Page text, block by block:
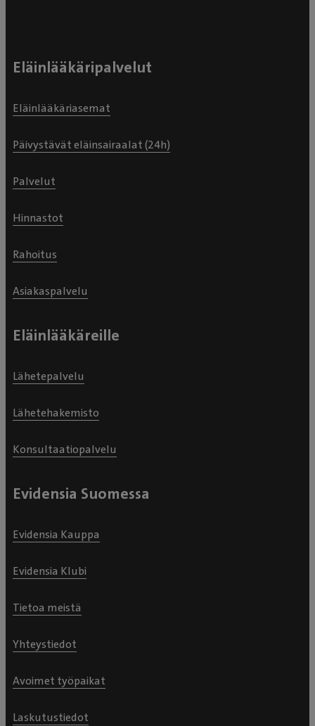
Eläinlääkäripalvelut
Eläinlääkäriasemat
Päivystävät eläinsairaalat (24h)
Palvelut
Hinnastot
Rahoitus
Asiakaspalvelu
Eläinlääkäreille
Lähetepalvelu
Lähetehakemisto
Konsultaatiopalvelu
Evidensia Suomessa
Evidensia Kauppa
Evidensia Klubi
Tietoa meistä
Yhteystiedot
Avoimet työpaikat
Laskutustiedot